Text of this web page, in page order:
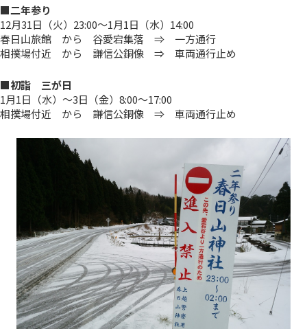
■二年参り
12月31日（火）23:00～1月1日（水）14:00
春日山旅館 から 谷愛宕集落 ⇒ 一方通行
相撲場付近 から 謙信公銅像 ⇒ 車両通行止め
■初詣 三が日
1月1日（水）～3日（金）8:00～17:00
相撲場付近 から 謙信公銅像 ⇒ 車両通行止め